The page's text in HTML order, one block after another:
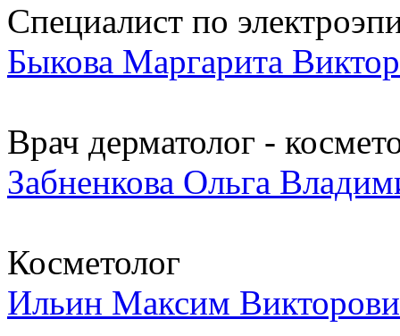
Специалист по
Быкова Маргарита
Врач дерматолог -
Забненкова Ольга
Косметолог
Ильин Максим